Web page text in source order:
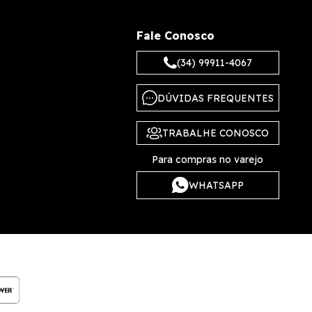
Fale Conosco
(34) 99911-4067
DÚVIDAS FREQUENTES
TRABALHE CONOSCO
Para compras no varejo
WHATSAPP